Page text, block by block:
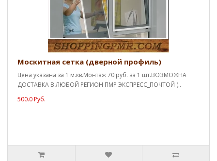
Москитная сетка (дверной профиль)
Цена указана за 1 м.кв.Монтаж 70 руб. за 1 шт.ВОЗМОЖНА
ДОСТАВКА В ЛЮБОЙ РЕГИОН ПМР ЭКСПРЕСС_ПОЧТОЙ (..
500.0 Руб.